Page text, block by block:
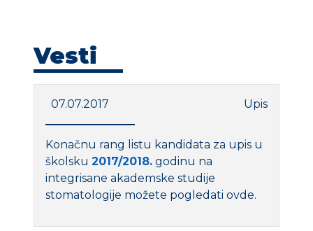
Vesti
07.07.2017 Upis
Konačnu rang listu kandidata za upis u
školsku 2017/2018. godinu na
integrisane akademske studije
stomatologije možete pogledati ovde.